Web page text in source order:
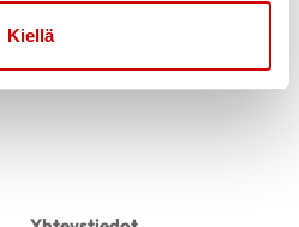
Kiellä
Tervetuloa vapaaehtoiseksi
Yhdistyksille